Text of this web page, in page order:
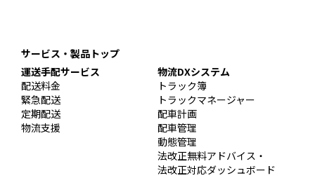
サービス・製品トップ
運送手配サービス
配送料金
緊急配送
定期配送
物流支援
物流DXシステム
トラック簿
トラックマネージャー
配車計画
配車管理
動態管理
法改正無料アドバイス・
法改正対応ダッシュボード